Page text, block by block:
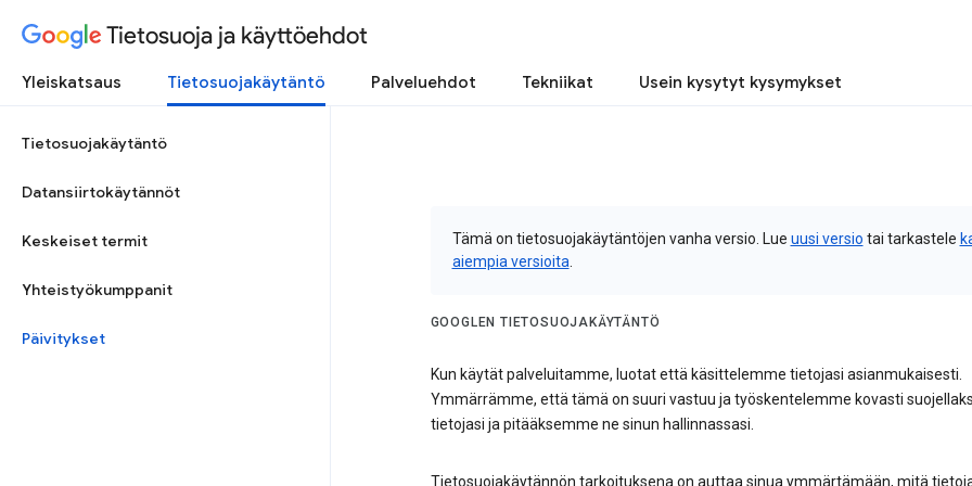
Tietosuoja ja käyttöehdot
Yleiskatsaus Tietosuojakäytäntö Palveluehdot Tekniikat Usein kysytyt kysymykset
Tietosuojakäytäntö
Datansiirtokäytännöt
Keskeiset termit
Yhteistyökumppanit
Päivitykset
Tämä on tietosuojakäytäntöjen vanha versio. Lue uusi versio tai tarkastele
aiempia versioita
GOOGLEN TIETOSUOJAKÄYTÄNTÖ
Kun käytät palveluitamme, luotat että käsittelemme tietojasi asianmukaisesti.
Ymmärrämme, että tämä on suuri vastuu ja työskentelemme kovasti
tietojasi ja pitääksemme ne sinun hallinnassasi.
Tietosuojakäytännön tarkoituksena on auttaa sinua ymmärtämään, mitä